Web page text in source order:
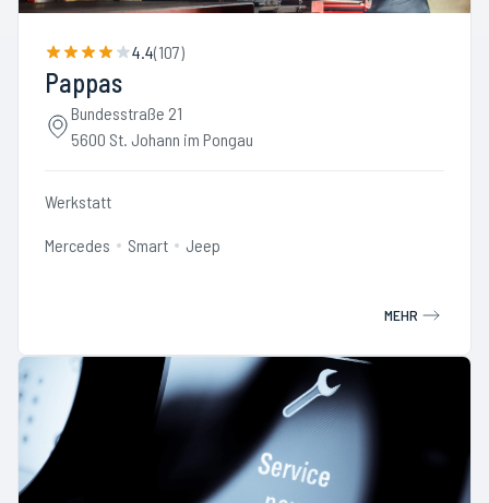
4.4(107)
Pappas
Bundesstraße 21
5600 St. Johann im Pongau
Werkstatt
Mercedes Smart Jeep
MEHR